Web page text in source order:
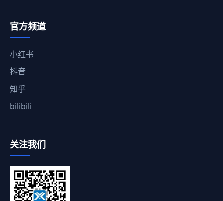
官方频道
小红书
抖音
知乎
bilibili
关注我们